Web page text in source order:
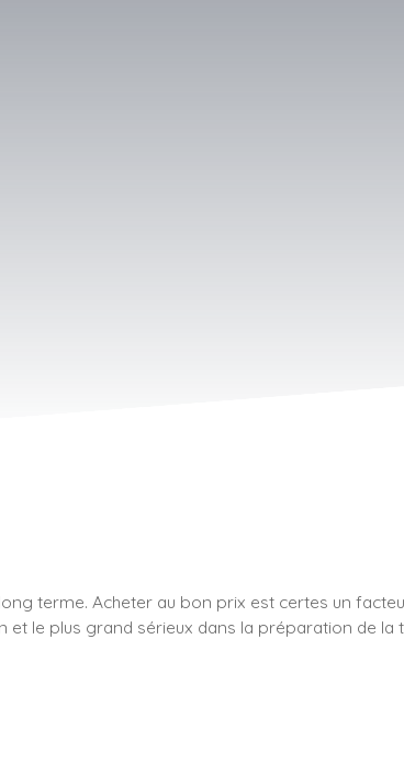
terme. Acheter au bon prix est certes un
le plus grand sérieux dans la préparation de la